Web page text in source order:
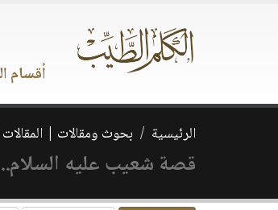
أقسام
الرئيسية بحوث ومقالات | المقالات
قصة شعيب عليه السلام..